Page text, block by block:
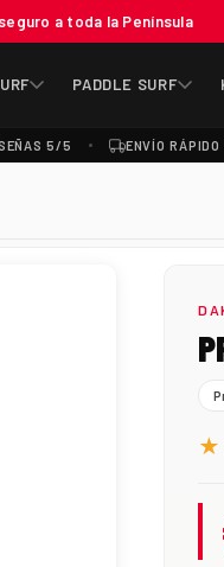
a toda la Península
PADDLE SURF
5/5 ENVÍO RÁPIDO